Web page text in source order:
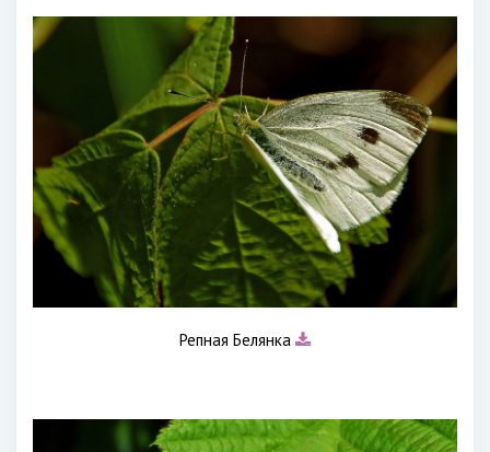
Репная Белянка